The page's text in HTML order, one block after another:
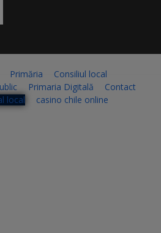
Primăria
Consiliul local
Primaria Digitală
Contact
local
casino chile online